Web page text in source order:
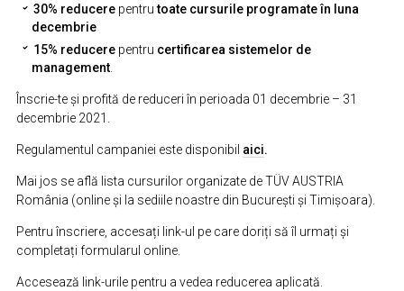
30% reducerepentrutoate cursurile programate în luna
decembrie
15% reducerepentru certificarea sistemelor de
management
Înscrie-te și profită de reduceri în perioada 01 decembrie – 31
decembrie 2021.
Regulamentul campaniei este disponibil aici.
Mai jos se află lista cursurilor organizate de TÜV AUSTRIA
România (online și la sediile noastre din Bucureşti şi Timişoara).
Pentru înscriere, accesați link-ul pe care doriți să îl urmați și
completați formularul online.
Accesează link-urile pentru a vedea reducerea aplicată.